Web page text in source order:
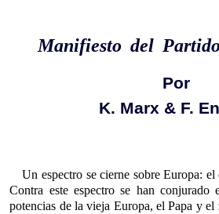
Manifiesto del
Por
K. Marx & F.
Un espectro se cierne sobre Europa:
Contra este espectro se han conjurado
potencias de la vieja Europa, el Papa y